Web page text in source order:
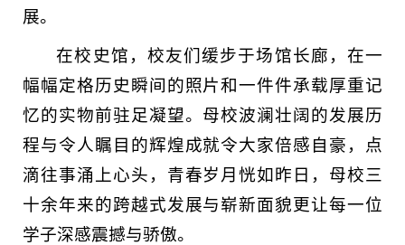
展。
在校史馆，校友们缓步于场馆长廊，在一
幅幅定格历史瞬间的照片和一件件承载厚重记
忆的实物前驻足凝望。母校波澜壮阔的发展历
程与令人瞩目的辉煌成就令大家倍感自豪，点
滴往事涌上心头，青春岁月恍如昨日，母校三
十余年来的跨越式发展与崭新面貌更让每一位
学子深感震撼与骄傲。